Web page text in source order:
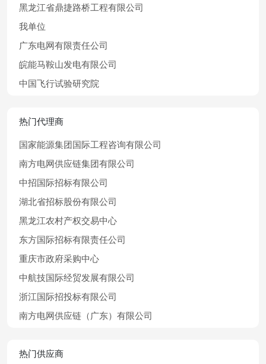
黑龙江省鼎捷路桥工程有限公司
我单位
广东电网有限责任公司
皖能马鞍山发电有限公司
中国飞行试验研究院
热门代理商
国家能源集团国际工程咨询有限公司
南方电网供应链集团有限公司
中招国际招标有限公司
湖北省招标股份有限公司
黑龙江农村产权交易中心
东方国际招标有限责任公司
重庆市政府采购中心
中航技国际经贸发展有限公司
浙江国际招投标有限公司
南方电网供应链（广东）有限公司
热门供应商